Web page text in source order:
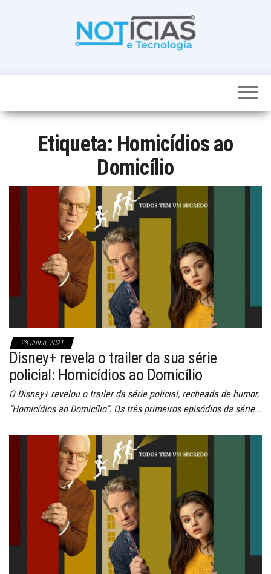
noticias de
num só lugar
Etiqueta: Homicídios ao
Domicílio
28 Julho, 2021
Disney+ revela o trailer da sua série
policial: Homicídios ao Domicílio
O Disney+ revelou o trailer da série policial, recheada de humor,
“Homicídios ao Domicílio“. Os três primeiros episódios da série…